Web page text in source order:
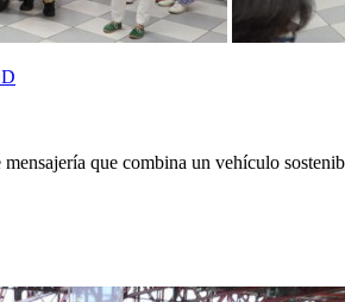
que combina un vehículo